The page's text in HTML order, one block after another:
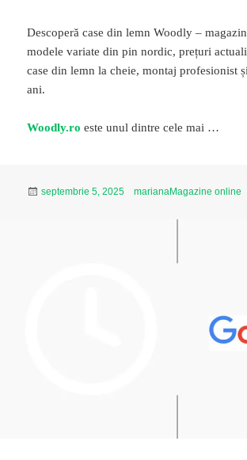
Descoperă case din lemn Woodly –
modele variate din pin nordic, prețuri
case din lemn la cheie, montaj profesionist
ani.
Woodly.ro este unul dintre cele mai …
Publicat
septembrie 5, 2025 Autor
marianaCategorii
Magazine online